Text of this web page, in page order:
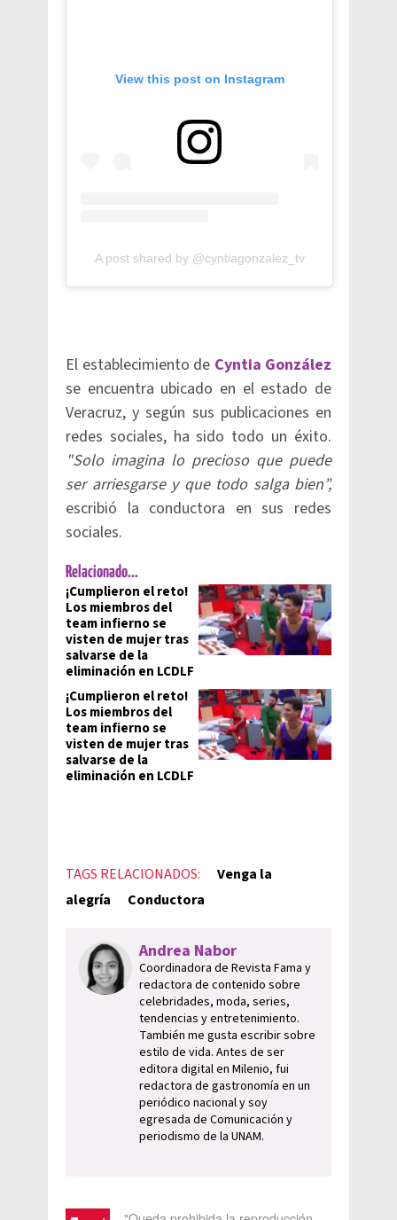
View this post on Instagram
A post shared by @cyntiagonzalez_tv
El establecimiento de Cyntia González
se encuentra ubicado en el estado de
Veracruz, y según sus publicaciones en
redes sociales, ha sido todo un éxito.
"Solo imagina lo precioso que puede
ser arriesgarse y que todo salga bien”,
escribió la conductora en sus redes
sociales.
Relacionado...
¡Cumplieron el reto!
Los miembros del
team infierno se
visten de mujer tras
salvarse de la
eliminación en LCDLF
¡Cumplieron el reto!
Los miembros del
team infierno se
visten de mujer tras
salvarse de la
eliminación en LCDLF
TAGS RELACIONADOS:
Venga la
alegría
Conductora
Andrea Nabor
Coordinadora de Revista Fama y
redactora de contenido sobre
celebridades, moda, series,
tendencias y entretenimiento.
También me gusta escribir sobre
estilo de vida. Antes de ser
editora digital en Milenio, fui
redactora de gastronomía en un
periódico nacional y soy
egresada de Comunicación y
periodismo de la UNAM.